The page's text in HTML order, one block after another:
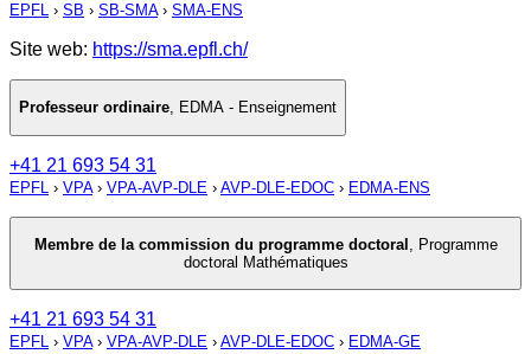
EPFL › SB › SB-SMA› SMA-ENS
Site web: https://sma.epfl.ch/
Professeur ordinaire, EDMA - Enseignement
+41 21 693 54 31
EPFL › VPA› VPA-AVP-DLE › AVP-DLE-EDOC › EDMA-ENS
Membre de la commission du programme doctoral , Programme
doctoral Mathématiques
+41 21 693 54 31
EPFL › VPA› VPA-AVP-DLE › AVP-DLE-EDOC › EDMA-GE